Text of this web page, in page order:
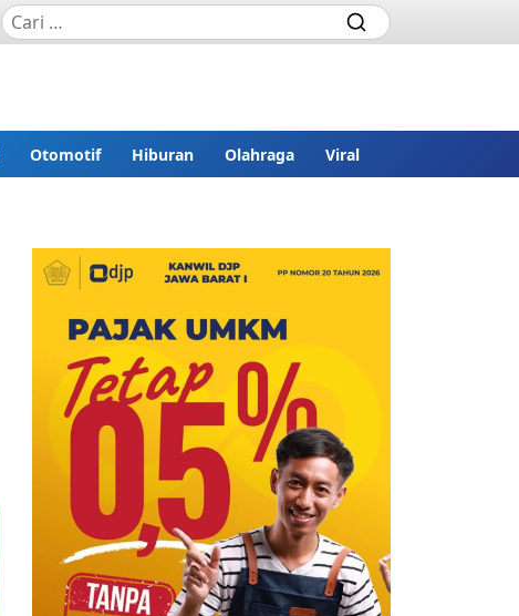
Otomotif Hiburan Olahraga Viral